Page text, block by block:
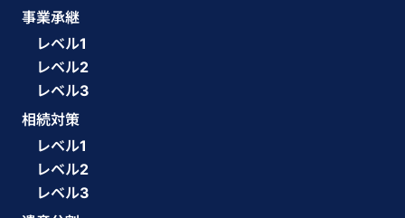
事業承継
レベル1
レベル2
レベル3
相続対策
レベル1
レベル2
レベル3